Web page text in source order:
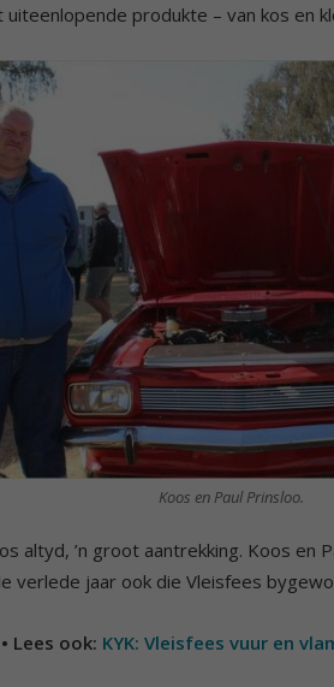
produkte – van kos en
Koos en Paul Prinsloo.
altyd, ’n groot aantrekking. Koos en
verlede jaar ook die Vleisfees
• Lees ook: KYK: Vleisfees vuur en